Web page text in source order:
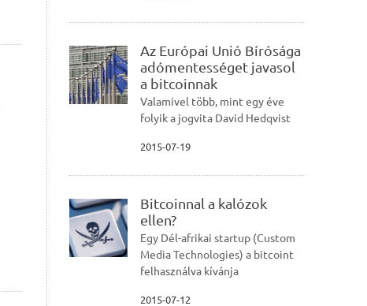
Az Európai Unió Bírósága
adómentességet javasol
a bitcoinnak
Valamivel több, mint egy éve
folyik a jogvita David Hedqvist
2015-07-19
Bitcoinnal a kalózok
ellen?
Egy Dél-afrikai startup (Custom
Media Technologies) a bitcoint
felhasználva kívánja
2015-07-12